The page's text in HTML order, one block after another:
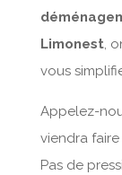
Limonest,
vous
Appelez-
viendra
Pas de